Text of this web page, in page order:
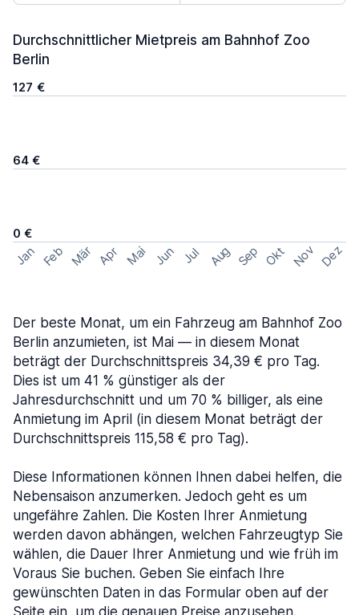
Durchschnittlicher Mietpreis am Bahnhof Zoo
Berlin
127 €
64 €
0 €
Jan Feb Mär Apr Mai Jun Jul Aug Sep Okt Nov Dez
Der beste Monat, um ein Fahrzeug am Bahnhof Zoo
Berlin anzumieten, ist Mai — in diesem Monat
beträgt der Durchschnittspreis 34,39 € pro Tag.
Dies ist um 41 % günstiger als der
Jahresdurchschnitt und um 70 % billiger, als eine
Anmietung im April (in diesem Monat beträgt der
Durchschnittspreis 115,58 € pro Tag).
Diese Informationen können Ihnen dabei helfen, die
Nebensaison anzumerken. Jedoch geht es um
ungefähre Zahlen. Die Kosten Ihrer Anmietung
werden davon abhängen, welchen Fahrzeugtyp Sie
wählen, die Dauer Ihrer Anmietung und wie früh im
Voraus Sie buchen. Geben Sie einfach Ihre
gewünschten Daten in das Formular oben auf der
Seite ein, um die genauen Preise anzusehen.